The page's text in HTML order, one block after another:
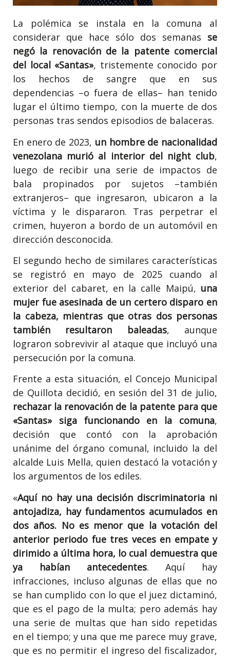
La polémica se instala en la comuna al
considerar que hace sólo dos semanas se
negó la renovación de la patente comercial
del local «Santas», tristemente conocido por
los hechos de sangre que en sus
dependencias –o fuera de ellas– han tenido
lugar el último tiempo, con la muerte de dos
personas tras sendos episodios de balaceras.
En enero de 2023, un hombre de nacionalidad
venezolana murió al interior del night club,
luego de recibir una serie de impactos de
bala propinados por sujetos –también
extranjeros– que ingresaron, ubicaron a la
víctima y le dispararon. Tras perpetrar el
crimen, huyeron a bordo de un automóvil en
dirección desconocida.
El segundo hecho de similares características
se registró en mayo de 2025 cuando al
exterior del cabaret, en la calle Maipú, una
mujer fue asesinada de un certero disparo en
la cabeza, mientras que otras dos personas
también resultaron baleadas, aunque
lograron sobrevivir al ataque que incluyó una
persecución por la comuna.
Frente a esta situación, el Concejo Municipal
de Quillota decidió, en sesión del 31 de julio,
rechazar la renovación de la patente para que
«Santas» siga funcionando en la comuna,
decisión que contó con la aprobación
unánime del órgano comunal, incluido la del
alcalde Luis Mella, quien destacó la votación y
los argumentos de los ediles.
«Aquí no hay una decisión discriminatoria ni
antojadiza, hay fundamentos acumulados en
dos años. No es menor que la votación del
anterior periodo fue tres veces en empate y
dirimido a última hora, lo cual demuestra que
ya habían antecedentes. Aquí hay
infracciones, incluso algunas de ellas que no
se han cumplido con lo que el juez dictaminó,
que es el pago de la multa; pero además hay
una serie de multas que han sido repetidas
en el tiempo; y una que me parece muy grave,
que es no permitir el ingreso del fiscalizador,